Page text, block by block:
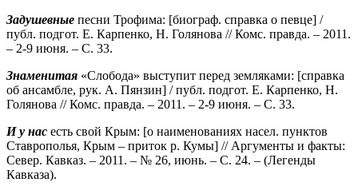
Задушевные песни Трофима: [биограф. справка о певце] /
публ. подгот. Е. Карпенко, Н. Голянова // Комс. правда. – 2011.
– 2-9 июня. – С. 33.
Знаменитая «Слобода» выступит перед земляками: [справка
об ансамбле, рук. А. Пянзин] / публ. подгот. Е. Карпенко, Н.
Голянова // Комс. правда. – 2011. – 2-9 июня. – С. 33.
И у нас есть свой Крым: [о наименованиях насел. пунктов
Ставрополья, Крым – приток р. Кумы] // Аргументы и факты:
Север. Кавказ. – 2011. – № 26, июнь. – С. 24. – (Легенды
Кавказа).